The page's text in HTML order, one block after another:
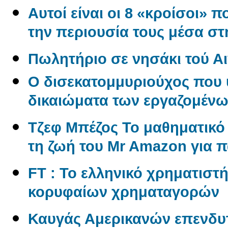
Αυτοί είναι οι 8 «κροίσοι»
την περιουσία τους μέσα
Πωλητήριο σε νησάκι τού
O δισεκατομμυριούχος που
δικαιώματα των
Tζεφ Μπέζος Το
τη ζωή του Mr Amazon για
FT : Το ελληνικό
κορυφαίων χρηματαγορών
Καυγάς Αμερικανών